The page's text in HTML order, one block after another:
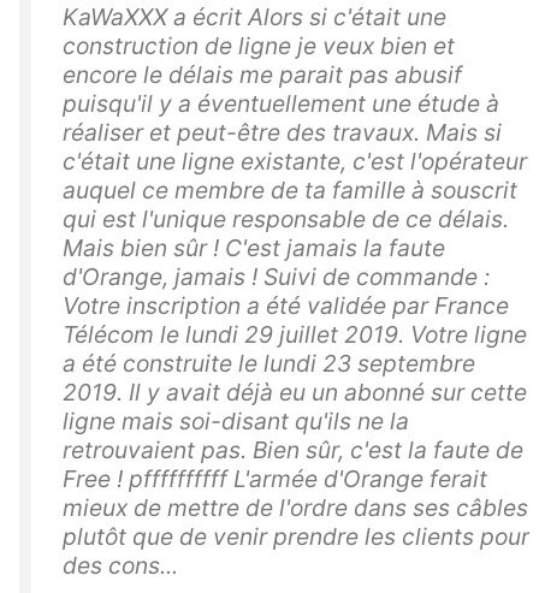
KaWaXXX a écrit Alors si c'était une
construction de ligne je veux bien et
encore le délais me parait pas abusif
puisqu'il y a éventuellement une étude à
réaliser et peut-être des travaux. Mais si
c'était une ligne existante, c'est l'opérateur
auquel ce membre de ta famille à souscrit
qui est l'unique responsable de ce délais.
Mais bien sûr ! C'est jamais la faute
d'Orange, jamais ! Suivi de commande :
Votre inscription a été validée par France
Télécom le lundi 29 juillet 2019. Votre ligne
a été construite le lundi 23 septembre
2019. Il y avait déjà eu un abonné sur cette
ligne mais soi-disant qu'ils ne la
retrouvaient pas. Bien sûr, c'est la faute de
Free ! pffffffffff L'armée d'Orange ferait
mieux de mettre de l'ordre dans ses câbles
plutôt que de venir prendre les clients pour
des cons...